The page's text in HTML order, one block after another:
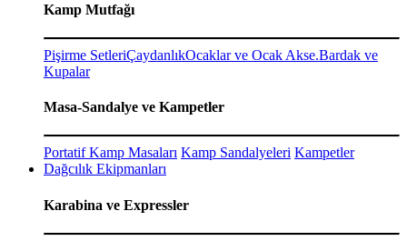
Kamp Mutfağı
Pişirme SetleriÇaydanlıkOcaklar ve Ocak Akse.Bardak ve
Kupalar
Masa-Sandalye ve Kampetler
Portatif Kamp Masaları Kamp Sandalyeleri Kampetler
Dağcılık Ekipmanları
Karabina ve Expressler